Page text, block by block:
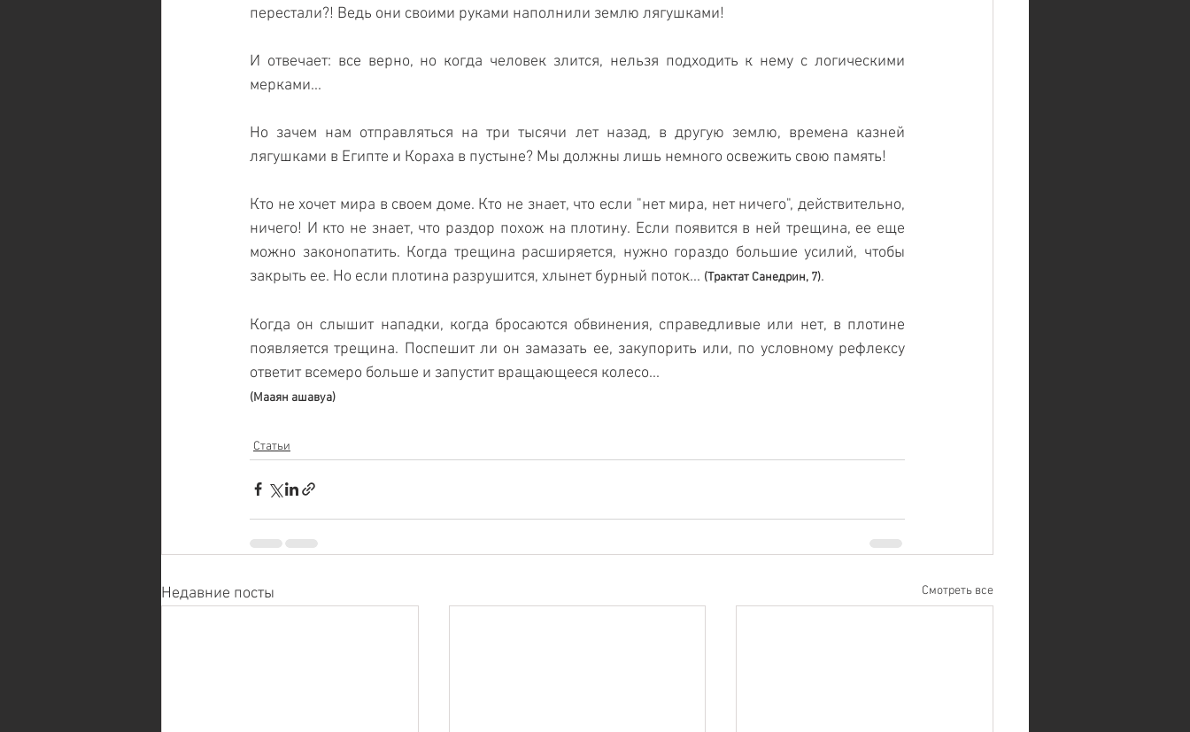
перестали?! Ведь они своими руками наполнили землю лягушками!
И отвечает: все верно, но когда человек злится, нельзя подходить к нему с логическими
мерками...
Но зачем нам отправляться на три тысячи лет назад, в другую землю, времена казней
лягушками в Египте и Кораха в пустыне? Мы должны лишь немного освежить свою память!
Кто не хочет мира в своем доме. Кто не знает, что если "нет мира, нет ничего", действительно,
ничего! И кто не знает, что раздор похож на плотину. Если появится в ней трещина, ее еще
можно законопатить. Когда трещина расширяется, нужно гораздо большие усилий, чтобы
закрыть ее. Но если плотина разрушится, хлынет бурный поток... (Трактат Санедрин, 7).
Когда он слышит нападки, когда бросаются обвинения, справедливые или нет, в плотине
появляется трещина. Поспешит ли он замазать ее, закупорить или, по условному рефлексу
ответит всемеро больше и запустит вращающееся колесо...
(Мааян ашавуа)
Статьи
Недавние посты Смотреть все